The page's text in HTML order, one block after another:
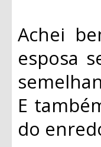
Achei
esposa
E
do